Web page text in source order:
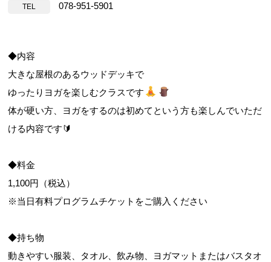
TEL 078-951-5901
◆内容
大きな屋根のあるウッドデッキで
ゆったりヨガを楽しむクラスです
体が硬い方、ヨガをするのは初めてという方も楽しんでいただ
ける内容です🔰
◆料金
1,100円（税込）
※当日有料プログラムチケットをご購入ください
◆持ち物
動きやすい服装、タオル、飲み物、ヨガマットまたはバスタオ